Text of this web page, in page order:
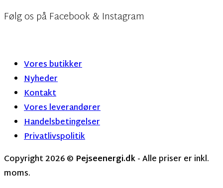
Følg os på Facebook & Instagram
Vores butikker
Nyheder
Kontakt
Vores leverandører
Handelsbetingelser
Privatlivspolitik
Copyright 2026 © Pejseenergi.dk- Alle priser er inkl.
moms.